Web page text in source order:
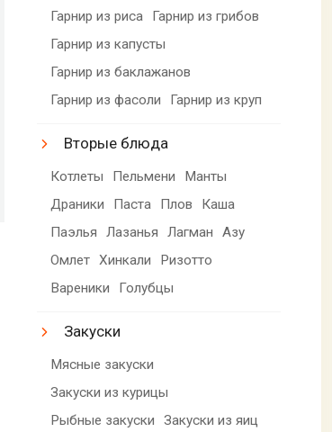
Гарнир из риса
Гарнир из грибов
Гарнир из капусты
Гарнир из баклажанов
Гарнир из фасоли
Гарнир из круп
Вторые блюда
Котлеты Пельмени
Манты
Драники
Паста Плов
Каша
Паэлья
Лазанья Лагман
Азу
Омлет Хинкали
Ризотто
Вареники
Голубцы
Закуски
Мясные закуски
Закуски из курицы
Рыбные закуски
Закуски из яиц